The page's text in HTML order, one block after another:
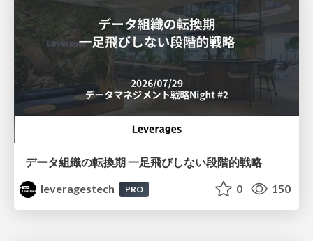
データ組織の転換期 一足飛びしない段階的戦略
leveragestech
PRO 0 150